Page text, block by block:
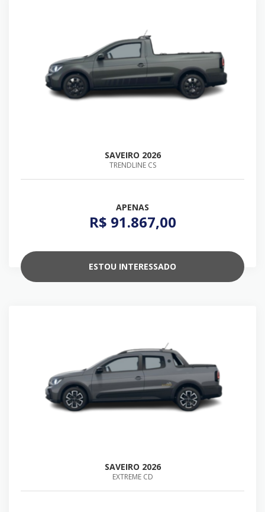
SAVEIRO 2026
TRENDLINE CS
APENAS
R$ 91.867,00
ESTOU INTERESSADO
SAVEIRO 2026
EXTREME CD